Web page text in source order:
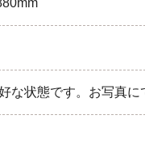
な状態です。お写真に